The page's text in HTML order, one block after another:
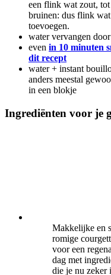
een flink wat zout, tot
bruinen: dus flink wat
toevoegen.
water vervangen
even in 10 minuten
dit recept
water + instant
anders meestal
in een blokje
Ingrediënten voor je
Makkelijke en
romige
voor een
dag met
die je nu zeker